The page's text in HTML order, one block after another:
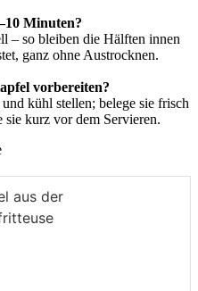
Minuten?
– so bleiben die Hälften innen
ganz ohne Austrocknen.
vorbereiten?
kühl stellen; belege sie frisch
kurz vor dem Servieren.